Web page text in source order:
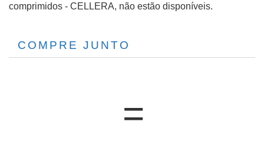
comprimidos - CELLERA, não estão disponíveis.
COMPRE JUNTO